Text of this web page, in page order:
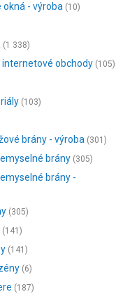
okná - výroba (10)
(1 338)
internetové obchody (105)
(103)
brány - výroba (301)
brány (305)
brány -
(305)
(141)
(141)
(6)
(187)